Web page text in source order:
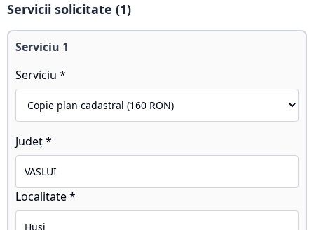
Servicii solicitate (1)
Serviciu 1
Serviciu *
Județ *
Localitate *